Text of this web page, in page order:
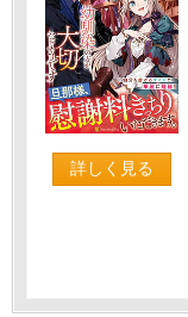
詳しく見る